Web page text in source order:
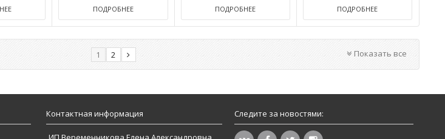
ПОДРОБНЕЕ ПОДРОБНЕЕ ПОДРОБНЕЕ
Показать все
1 2
Контактная информация Следите за новостями: